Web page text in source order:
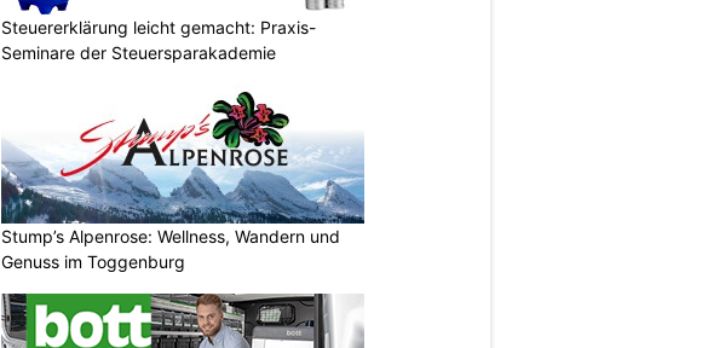
Steuererklärung leicht gemacht: Praxis-
Seminare der Steuersparakademie
Stump’s Alpenrose: Wellness, Wandern und
Genuss im Toggenburg